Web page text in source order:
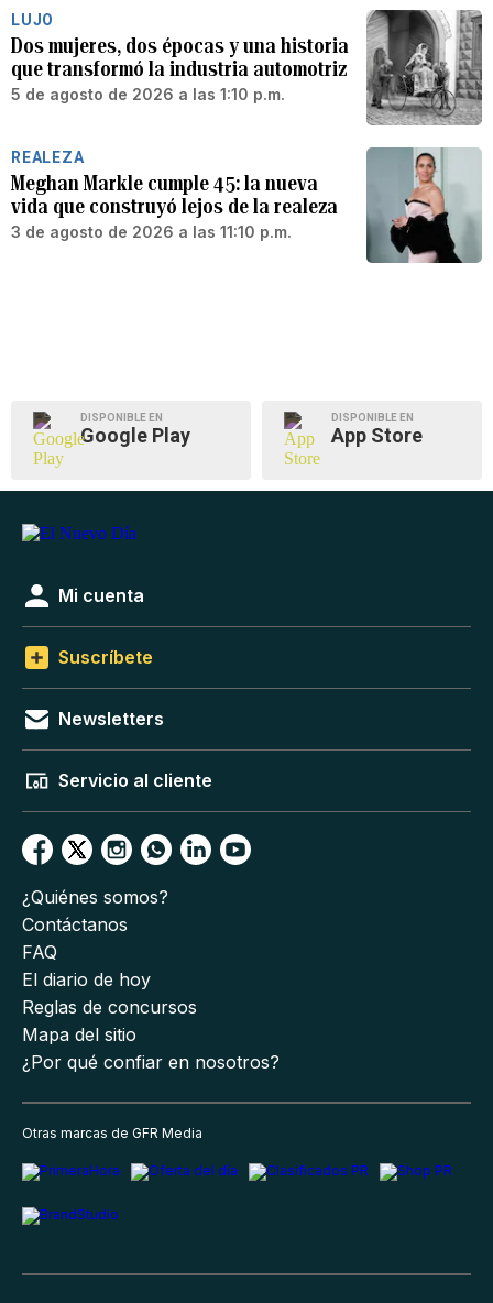
LUJO
Dos mujeres, dos épocas y una historia
que transformó la industria automotriz
5 de agosto de 2026 a las 1:10 p.m.
REALEZA
Meghan Markle cumple 45: la nueva
vida que construyó lejos de la realeza
3 de agosto de 2026 a las 11:10 p.m.
DISPONIBLE EN
Google Play
DISPONIBLE EN
App Store
Mi cuenta
Suscríbete
Newsletters
Servicio al cliente
¿Quiénes somos?
Contáctanos
FAQ
El diario de hoy
Reglas de concursos
Mapa del sitio
¿Por qué confiar en nosotros?
Otras marcas de GFR Media